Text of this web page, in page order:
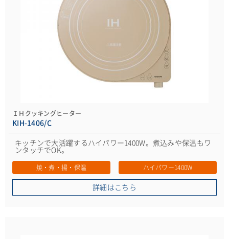
ＩＨクッキングヒーター
KIH-1406/C
キッチンで大活躍するハイパワー1400W。煮込みや保温もワ
ンタッチでOK。
焼・煮・揚・保温 ハイパワー1400W
詳細はこちら